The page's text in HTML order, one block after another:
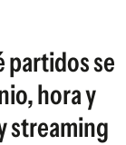
partidos se
hora y
streaming